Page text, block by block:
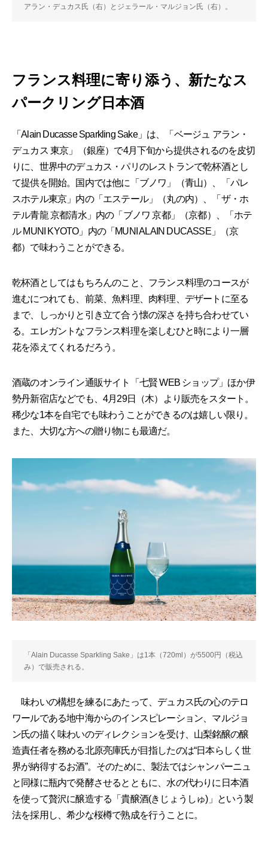
アラン・デュカス氏（右）とジェラール・マルジョン氏（右）。
フランス料理に寄り添う、新たなス
パークリング日本酒
「Alain Ducasse Sparkling Sake」は、「ベージュ アラン・
デュカス 東京」（銀座）で4月下旬から提供されるのを皮切
りに、世界中のデュカス・パリのレストランで乾杯酒とし
て提供を開始。国内では他に「ブノワ」（青山）、「パレ
スホテル東京」内の「エステール」（丸の内）、「ザ・ホ
テル青龍 京都清水」内の「ブノワ 京都」（京都）、「ホテ
ル MUNI KYOTO」内の「MUNI ALAIN DUCASSE」（京
都）で味わうことができる。
乾杯酒としてはもちろんのこと、フランス料理のコースが
進むにつれても、前菜、魚料理、肉料理、デザートに至る
まで、しっかりと引き立て合う懐の深さを持ち合わせてい
る。エレガントなフランス料理を楽しむひと時により一層
花を添えてくれるだろう。
酒蔵のオンライン通販サイト「七賢 WEB ショップ」ほか伊
勢丹新宿店などでも、4月29日（木）より販売をスタート。
稀少な1本を自宅でも味わうことができるのは嬉しい限り。
また、大切な方への贈り物にも最適だ。
「Alain Ducasse Sparkling Sake」は1本（720ml）が5500円（税込
み）で販売される。
味わいの構想を練るにあたって、デュカス氏の心のテロ
ワールである地中海からのインスピレーション、マルジョ
ン氏の描く味わいのディレクションを受け、山梨銘醸の醸
造責任者を務める北原亮庫氏が目指したのは“日本らしく世
界が納得するお酒”。そのために、製法ではシャンパーニュ
と同様に瓶内で発酵させるとともに、水の代わりに日本酒
を使って贅沢に醸造する「貴醸酒(きじょうしゅ)」という製
法を採用し、希少な桜樽で熟成を行うことに。